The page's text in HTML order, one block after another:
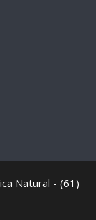
Natural - (61)